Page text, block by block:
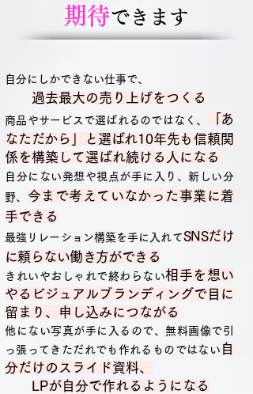
期待できます
自分にしかできない仕事で、
過去最大の売り上げをつくる
商品やサービスで選ばれるのではなく 、
「あ
なただから」と選ばれ10年先も信頼関
係を構築して選ばれ続ける人になる
自分にない発想や視点が手に入り、新しい分
野、 今まで考えていなかった事業に着
手できる
最強リレーション構築を手に入れてSNSだけ
に頼らない働き方ができる
きれいやおしゃれで終わらない相手を想い
やるビジュアルブランディングで目に
留まり、申し込みにつながる
他にない写真が手に入るので、無料画像で引
っ張ってきただれでも作れるものではない 自
分だけのスライド資料、
LPが自分で作れるよう になる